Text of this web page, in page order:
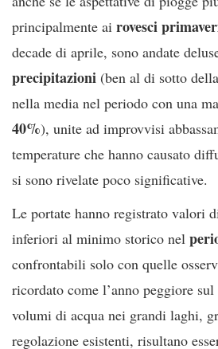
principalmente ai rovesci
decade di aprile, sono andate
precipitazioni (ben al di sotto
nella media nel periodo con una
40%), unite ad improvvisi
temperature che hanno causato
si sono rivelate poco significative.
Le portate hanno registrato valori
inferiori al minimo storico nel
confrontabili solo con quelle
ricordato come l’anno peggiore
volumi di acqua nei grandi laghi,
regolazione esistenti, risultano